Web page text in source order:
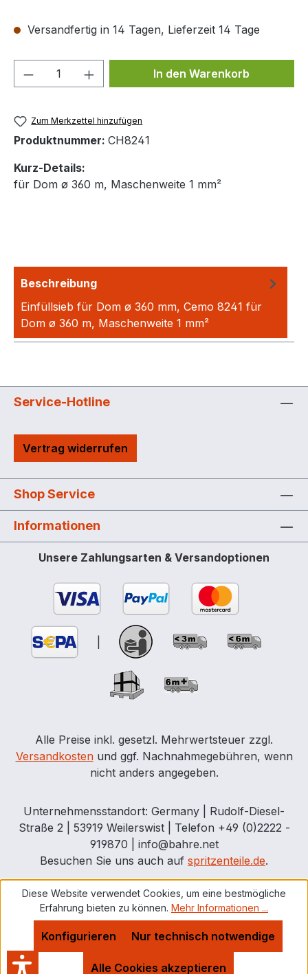
Versandfertig in 14 Tagen, Lieferzeit 14 Tage
Produkt Anzahl: Gib denIn den Warenkorb
Zum Merkzettel hinzufügen
Produktnummer: CH8241
Kurz-Details:
für Dom ø 360 m, Maschenweite 1 mm²
Beschreibung
Einfüllsieb für Dom ø 360 mm, Cemo 8241 für
Dom ø 360 m, Maschenweite 1 mm²
Service-Hotline
Vertrag widerrufen
Shop Service
Informationen
Unsere Zahlungsarten & Versandoptionen
Alle Preise inkl. gesetzl. Mehrwertsteuer zzgl.
Versandkostenund ggf. Nachnahmegebühren, wenn
nicht anders angegeben.
Unternehmensstandort: Germany | Rudolf-Diesel-
Straße 2 | 53919 Weilerswist | Telefon +49 (0)2222 -
919870 | info@bahre.net
Besuchen Sie uns auch auf spritzenteile.de.
Diese Website verwendet Cookies, um eine bestmögliche
Erfahrung bieten zu können. Mehr Informationen ...
Nur technisch notwendige
Konfigurieren
Alle Cookies akzeptieren